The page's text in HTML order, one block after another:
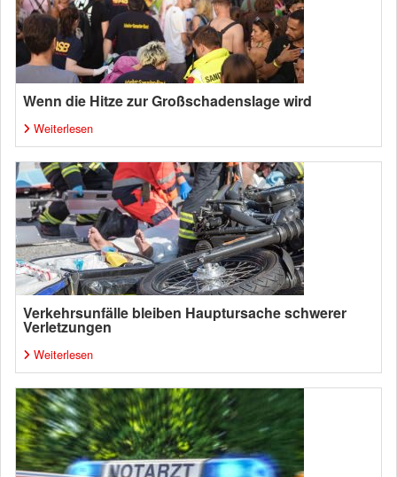
Wenn die Hitze zur Großschadenslage wird
Weiterlesen
Verkehrsunfälle bleiben Hauptursache schwerer
Verletzungen
Weiterlesen